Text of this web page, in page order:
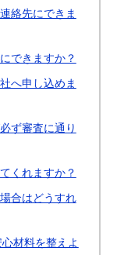
絡先にできま
できますか？
へ申し込めま
ず審査に通り
くれますか？
合はどうすれ
材料を整えよ